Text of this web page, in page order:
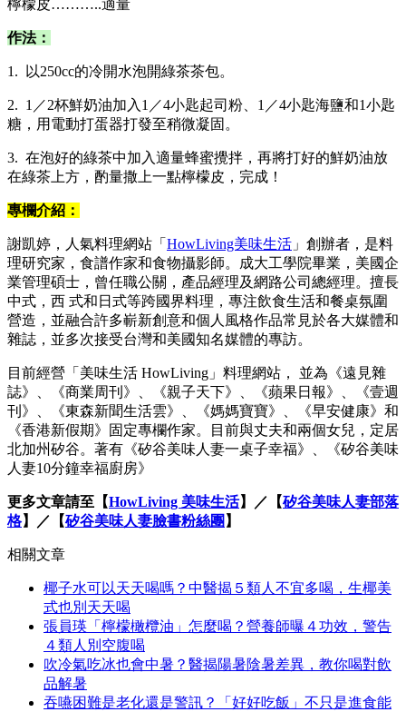
檸檬皮………..適量
作法：
1. 以250cc的冷開水泡開綠茶茶包。
2. 1／2杯鮮奶油加入1／4小匙起司粉、1／4小匙海鹽和1小匙
糖，用電動打蛋器打發至稍微凝固。
3. 在泡好的綠茶中加入適量蜂蜜攪拌，再將打好的鮮奶油放
在綠茶上方，酌量撒上一點檸檬皮，完成！
專欄介紹：
謝凱婷，人氣料理網站「 HowLiving美味生活 」創辦者，是料
理研究家，食譜作家和食物攝影師。成大工學院畢業，美國企
業管理碩士，曾任職公關，產品經理及網路公司總經理。擅長
中式，西 式和日式等跨國界料理，專注飲食生活和餐桌氛圍
營造，並融合許多嶄新創意和個人風格作品常見於各大媒體和
雜誌，並多次接受台灣和美國知名媒體的專訪。
目前經營「美味生活 HowLiving」料理網站， 並為《遠見雜
誌》、《商業周刊》、《親子天下》、《蘋果日報》、《壹週
刊》、《東森新聞生活雲》、《媽媽寶寶》、《早安健康》和
《香港新假期》固定專欄作家。目前與丈夫和兩個女兒，定居
北加州矽谷。著有《矽谷美味人妻一桌子幸福》、《矽谷美味
人妻10分鐘幸福廚房》
更多文章請至【HowLiving 美味生活】／【矽谷美味人妻部落
格】／【矽谷美味人妻臉書粉絲團 】
相關文章
椰子水可以天天喝嗎？中醫揭５類人不宜多喝，生椰美
式也別天天喝
張員瑛「檸檬橄欖油」怎麼喝？營養師曝４功效，警告
４類人別空腹喝
吹冷氣吃冰也會中暑？醫揭陽暑陰暑差異，教你喝對飲
品解暑
吞嚥困難是老化還是警訊？「好好吃飯」不只是進食能